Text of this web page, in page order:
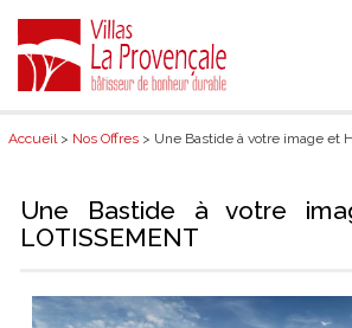
Accueil> Nos Offres > Une Bastide à votre image et
Une Bastide à votre
LOTISSEMENT